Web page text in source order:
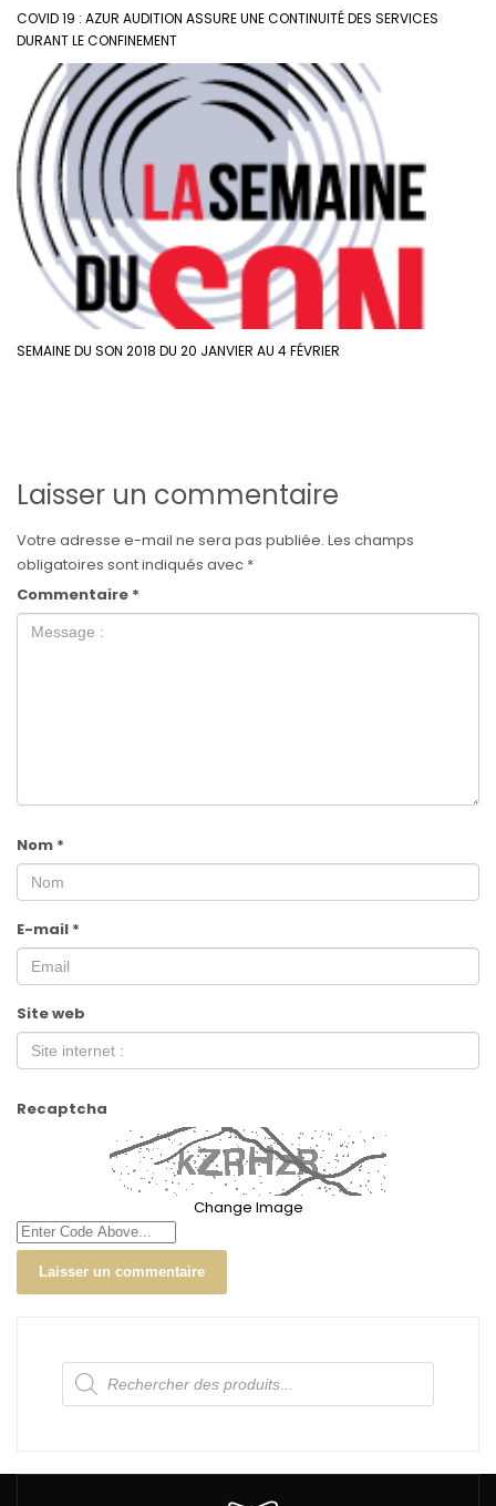
COVID 19 : AZUR AUDITION ASSURE UNE CONTINUITÉ DES SERVICES
DURANT LE CONFINEMENT
SEMAINE DU SON 2018 DU 20 JANVIER AU 4 FÉVRIER
Laisser un commentaire
Votre adresse e-mail ne sera pas publiée. Les champs
obligatoires sont indiqués avec *
Commentaire *
Nom *
E-mail *
Site web
Recaptcha
Change Image
Recherche
de
produits